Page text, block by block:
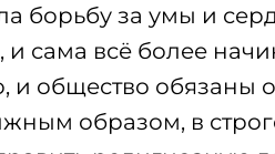
борьбу за умы и
сама всё более
и общество обязаны
образом, в